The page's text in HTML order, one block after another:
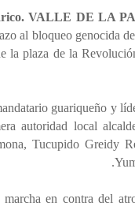
VALLE DE LA
al bloqueo genocida
la plaza de la
guariqueño y
autoridad local
Tucupido Greidy
marcha en contra del